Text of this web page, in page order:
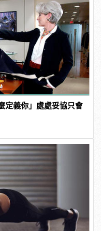
定義你」處處妥協只會